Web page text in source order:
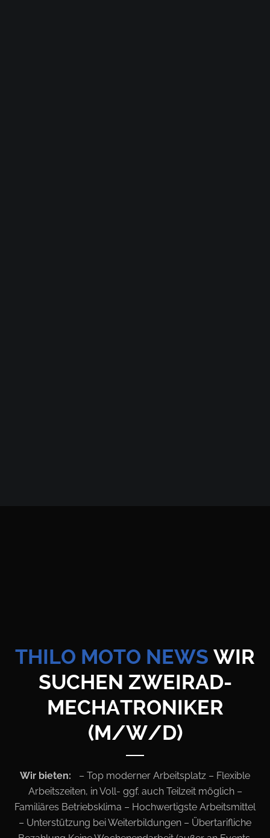
THILO MOTO NEWS WIR
SUCHEN ZWEIRAD-
MECHATRONIKER
(M/W/D)
Wir bieten:
– Top moderner Arbeitsplatz – Flexible
Arbeitszeiten, in Voll- ggf. auch Teilzeit möglich–
Familiäres Betriebsklima – Hochwertigste Arbeitsmittel
– Unterstützung bei Weiterbildungen – Übertarifliche